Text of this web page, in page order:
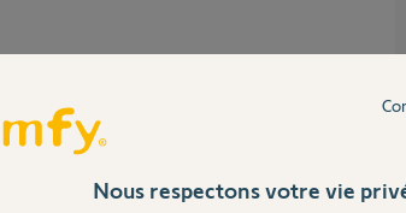
a déjà été utilisé
Nous respectons votre vie